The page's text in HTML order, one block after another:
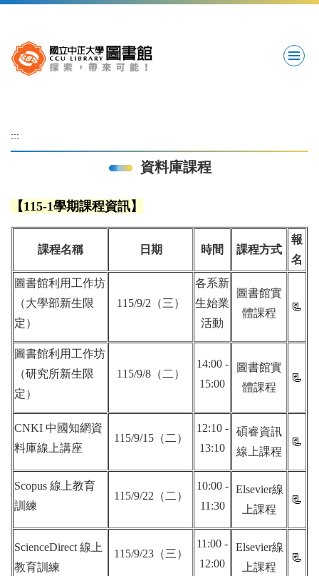
要
內
:::
資料庫課程
【115-1學期課程資訊】
課程名稱 日期 時間 課程方式
報
名
圖書館利用工作坊
（大學部新生限
定）
115/9/2（三）
各系新
生始業
活動
圖書館實
體課程
📃
圖書館利用工作坊
（研究所新生限
定）
115/9/8（二）
14:00 -
15:00
圖書館實
體課程
📃
CNKI 中國知網資
料庫線上講座
115/9/15（二）
12:10 -
13:10
碩睿資訊
線上課程
📃
Scopus 線上教育
訓練
115/9/22（二）
10:00 -
11:30
Elsevier線
上課程
📃
ScienceDirect 線上
教育訓練
115/9/23（三）
11:00 -
12:00
Elsevier線
上課程
📃